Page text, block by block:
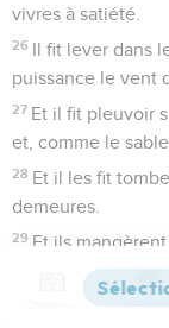
vivres à satiété.
26 Il fit lever dans
puissance le vent
27 Et il fit pleuvoir
et, comme le
28 Et il les fit
demeures.
29 Et ils
leur envoya ce
Ils ne s'étaient